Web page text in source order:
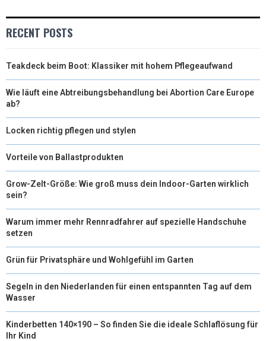
RECENT POSTS
Teakdeck beim Boot: Klassiker mit hohem Pflegeaufwand
Wie läuft eine Abtreibungsbehandlung bei Abortion Care Europe
ab?
Locken richtig pflegen und stylen
Vorteile von Ballastprodukten
Grow-Zelt-Größe: Wie groß muss dein Indoor-Garten wirklich
sein?
Warum immer mehr Rennradfahrer auf spezielle Handschuhe
setzen
Grün für Privatsphäre und Wohlgefühl im Garten
Segeln in den Niederlanden für einen entspannten Tag auf dem
Wasser
Kinderbetten 140×190 – So finden Sie die ideale Schlaflösung für
Ihr Kind